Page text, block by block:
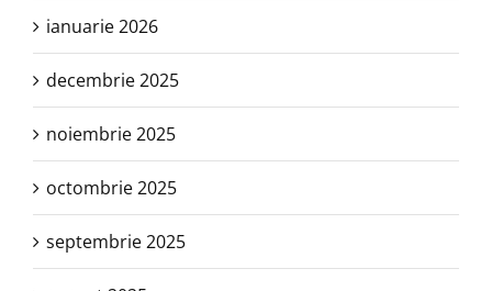
ianuarie 2026
decembrie 2025
noiembrie 2025
octombrie 2025
septembrie 2025